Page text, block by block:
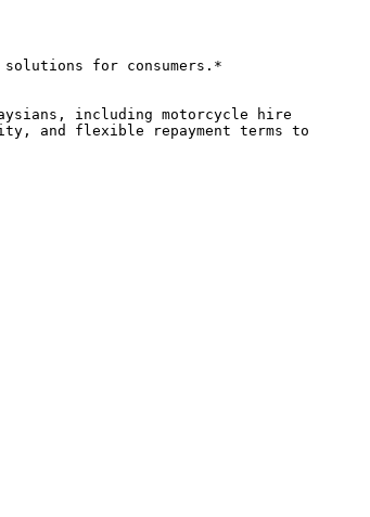
for consumers.*
including motorcycle hire
and flexible repayment terms to